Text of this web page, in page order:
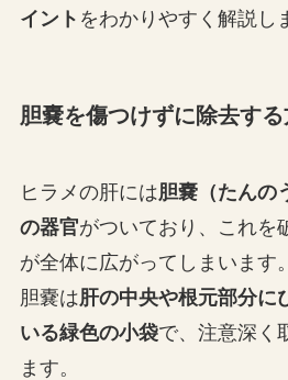
イント をわかりやすく解説し
胆嚢を傷つけずに除去す
ヒラメの肝には胆嚢（たんの
の器官がついており、これを
が全体に広がってしまいます。
胆嚢は肝の中央や根元部分に
いる緑色の小袋で、注意深く
ます。